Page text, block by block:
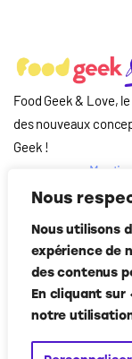
Nous
Nous utilisons
expérience de
des contenus
En cliquant
notre
Food Geek & Love,
des nouveaux
Geek !
Qui-
Contact
Suivez-nous